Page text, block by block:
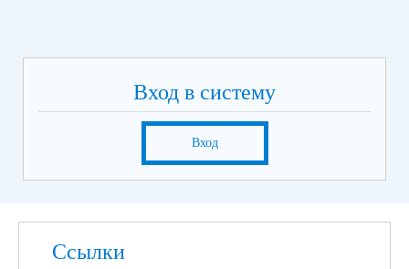
Вход в систему
Вход
Ссылки